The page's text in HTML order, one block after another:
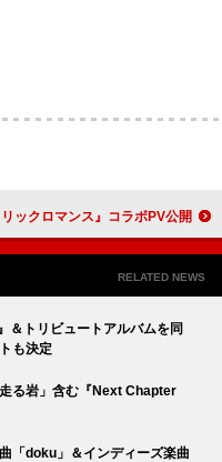
Kroi「HAZE」×映画『九龍ジェネリックロマンス』コラボPV公開
RELATED NEWS
＆トリビュートアルバムを同
も決定
る岩」含む『Next Chapter
「doku」＆インディーズ楽曲